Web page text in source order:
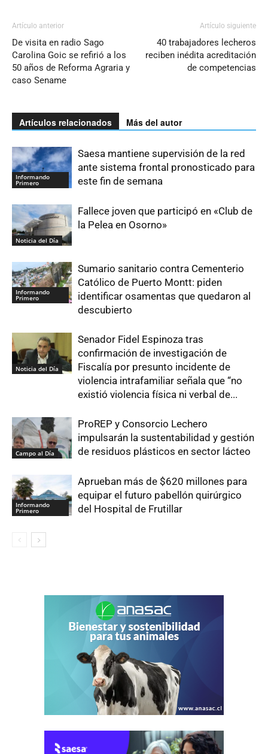
Artículo anterior
De visita en radio Sago
Carolina Goic se refirió a los
50 años de Reforma Agraria y
caso Sename
Artículo siguiente
40 trabajadores lecheros
reciben inédita acreditación
de competencias
Artículos relacionados Más del autor
Informando
Primero
Saesa mantiene supervisión de la red
ante sistema frontal pronosticado para
este fin de semana
Noticia del Día
Fallece joven que participó en «Club de
la Pelea en Osorno»
Informando
Primero
Sumario sanitario contra Cementerio
Católico de Puerto Montt: piden
identificar osamentas que quedaron al
descubierto
Noticia del Día
Senador Fidel Espinoza tras
confirmación de investigación de
Fiscalía por presunto incidente de
violencia intrafamiliar señala que “no
existió violencia física ni verbal de...
Campo al Día
ProREP y Consorcio Lechero
impulsarán la sustentabilidad y gestión
de residuos plásticos en sector lácteo
Informando
Primero
Aprueban más de $620 millones para
equipar el futuro pabellón quirúrgico
del Hospital de Frutillar